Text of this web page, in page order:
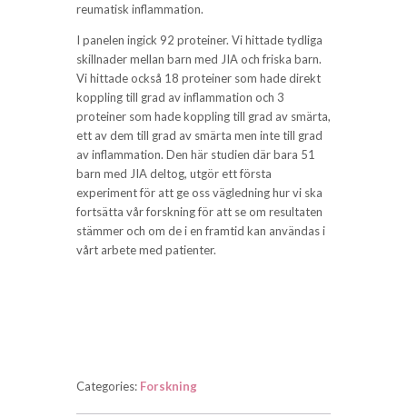
reumatisk inflammation.
I panelen ingick 92 proteiner. Vi hittade tydliga
skillnader mellan barn med JIA och friska barn.
Vi hittade också 18 proteiner som hade direkt
koppling till grad av inflammation och 3
proteiner som hade koppling till grad av smärta,
ett av dem till grad av smärta men inte till grad
av inflammation. Den här studien där bara 51
barn med JIA deltog, utgör ett första
experiment för att ge oss vägledning hur vi ska
fortsätta vår forskning för att se om resultaten
stämmer och om de i en framtid kan användas i
vårt arbete med patienter.
Categories: Forskning